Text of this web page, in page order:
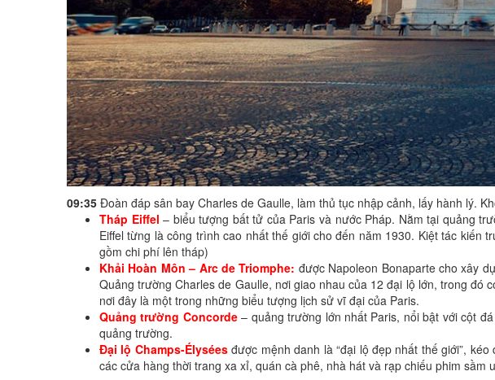
09:35 Đoàn đáp sân bay Charles de Gaulle, làm thủ tục nhập cảnh, lấy hành lý.
Tháp Eiffel – biểu tượng bất tử của Paris và nước Pháp. Nằm tại quảng
Eiffel từng là công trình cao nhất thế giới cho đến năm 1930. Kiệt tác
gồm chi phí lên tháp)
Khải Hoàn Môn – Arc de Triomphe: được Napoleon Bonaparte cho xây
Quảng trường Charles de Gaulle, nơi giao nhau của 12 đại lộ lớn, trong
nơi đây là một trong những biểu tượng lịch sử vĩ đại của Paris.
Quảng trường Concorde – quảng trường lớn nhất Paris, nổi bật với cột
quảng trường.
Đại lộ Champs-Élyséesđược mệnh danh là “đại lộ đẹp nhất thế giới”,
các cửa hàng thời trang xa xỉ, quán cà phê, nhà hát và rạp chiếu phim sầm